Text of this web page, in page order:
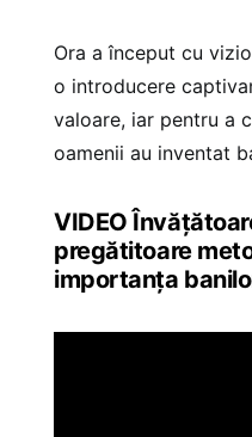
Ora a început cu
o introducere
valoare, iar pentru a
oamenii au inventat
VIDEO
pregătitoare
importanța